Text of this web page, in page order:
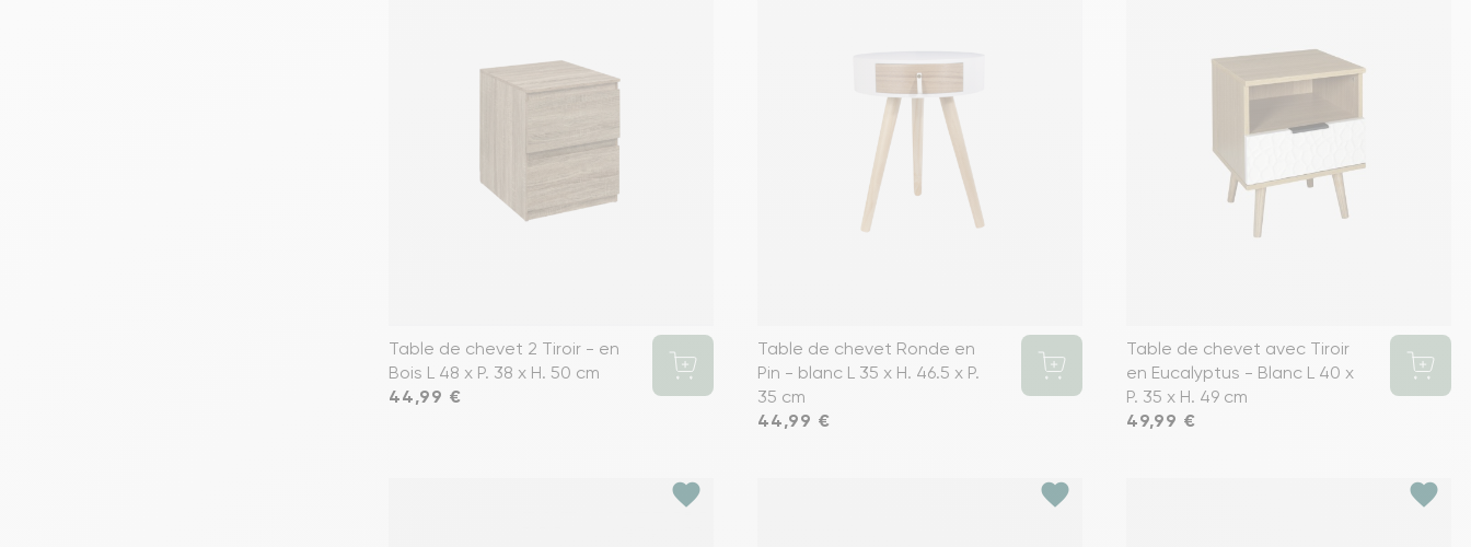
Table de chevet 2 Tiroir - en
Bois L 48 x P. 38 x H. 50 cm
Prix
44,99 €
Table de chevet Ronde en
Pin - blanc L 35 x H. 46.5 x P.
35 cm
Prix
44,99 €
Table de chevet avec Tiroir
en Eucalyptus - Blanc L 40 x
P. 35 x H. 49 cm
Prix
49,99 €
favorite favorite favorite